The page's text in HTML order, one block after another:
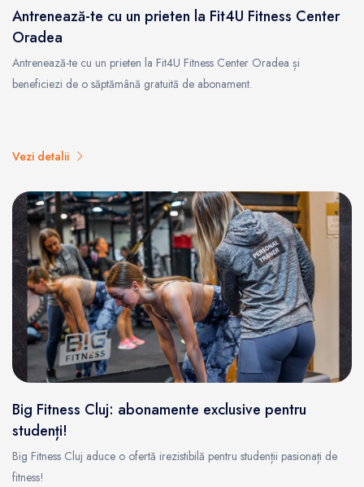
Antrenează-te cu un prieten la Fit4U Fitness Center
Oradea
Antrenează-te cu un prieten la Fit4U Fitness Center Oradea și
beneficiezi de o săptămână gratuită de abonament.
Vezi detalii
Big Fitness Cluj: abonamente exclusive pentru
studenți!
Big Fitness Cluj aduce o ofertă irezistibilă pentru studenții pasionați de
fitness!